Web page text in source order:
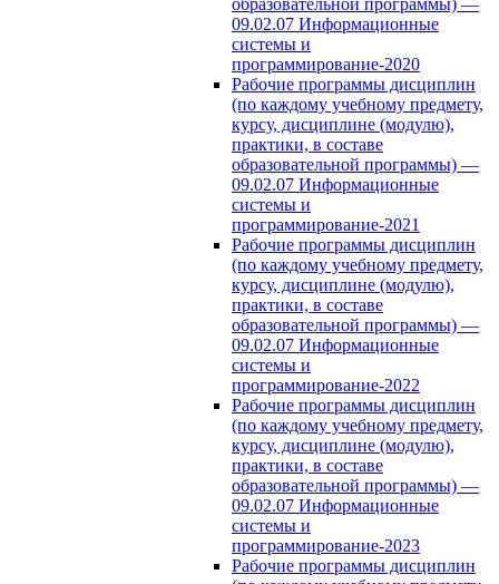
09.02.07 Информационные
системы и
программирование-2020
Рабочие программы дисциплин
(по каждому учебному предмету,
курсу, дисциплине (модулю),
практики, в составе
образовательной программы) —
09.02.07 Информационные
системы и
программирование-2021
Рабочие программы дисциплин
(по каждому учебному предмету,
курсу, дисциплине (модулю),
практики, в составе
образовательной программы) —
09.02.07 Информационные
системы и
программирование-2022
Рабочие программы дисциплин
(по каждому учебному предмету,
курсу, дисциплине (модулю),
практики, в составе
образовательной программы) —
09.02.07 Информационные
системы и
программирование-2023
Рабочие программы дисциплин